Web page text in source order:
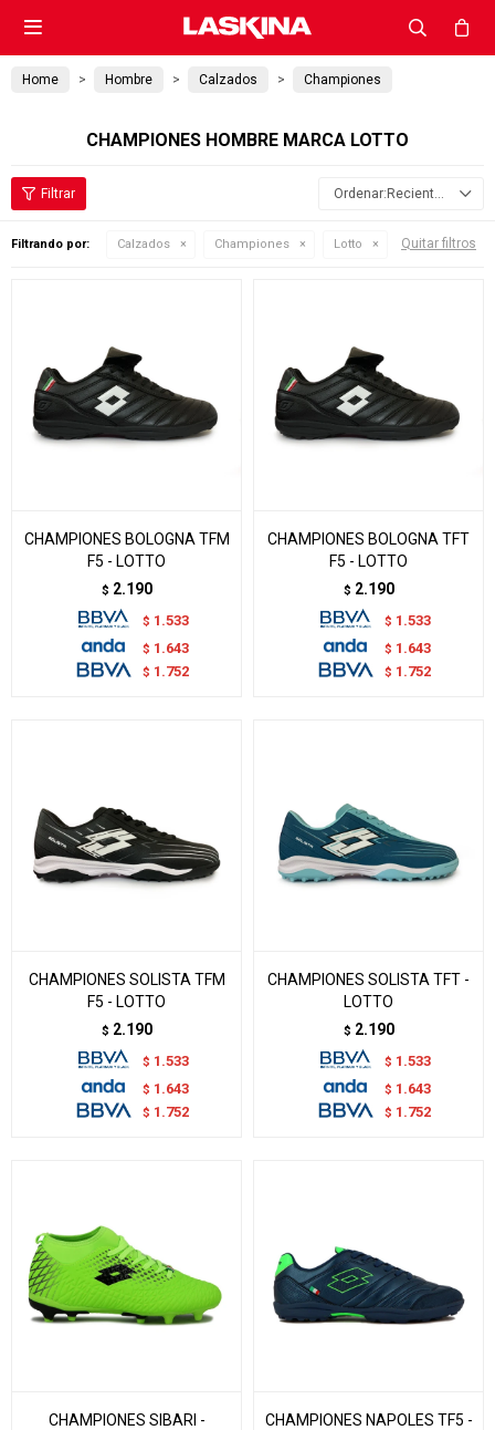

Home Hombre Calzados Championes
CHAMPIONES HOMBRE MARCA LOTTO
Recientes
Filtrando por: Calzados Championes Lotto Quitar filtros
CHAMPIONES BOLOGNA TFM
F5 - LOTTO
$ 2.190
$ 1.533
$ 1.643
$ 1.752
CHAMPIONES BOLOGNA TFT
F5 - LOTTO
$ 2.190
$ 1.533
$ 1.643
$ 1.752
CHAMPIONES SOLISTA TFM
F5 - LOTTO
$ 2.190
$ 1.533
$ 1.643
$ 1.752
CHAMPIONES SOLISTA TFT -
LOTTO
$ 2.190
$ 1.533
$ 1.643
$ 1.752
CHAMPIONES SIBARI -
CHAMPIONES NAPOLES TF5 -